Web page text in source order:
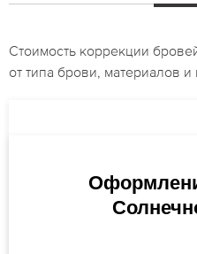
Стоимость коррекции
от типа брови, материалов